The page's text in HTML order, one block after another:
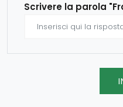
Scrivere la parola